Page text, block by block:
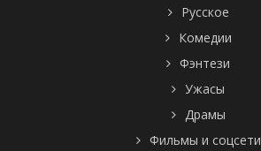
Русское
Комедии
Фэнтези
Ужасы
Драмы
Фильмы и соцсети